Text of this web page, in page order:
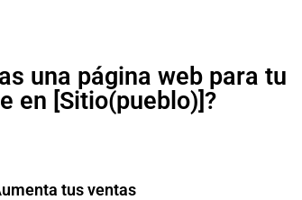
una página web para tu
en [Sitio(pueblo)]?
tus ventas